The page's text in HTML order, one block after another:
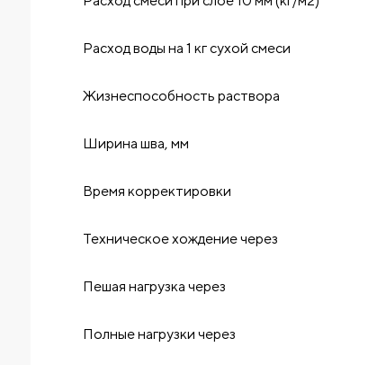
Расход воды на 1 кг сухой смеси
Жизнеспособность раствора
Ширина шва, мм
Время корректировки
Техническое хождение через
Пешая нагрузка через
Полные нагрузки через